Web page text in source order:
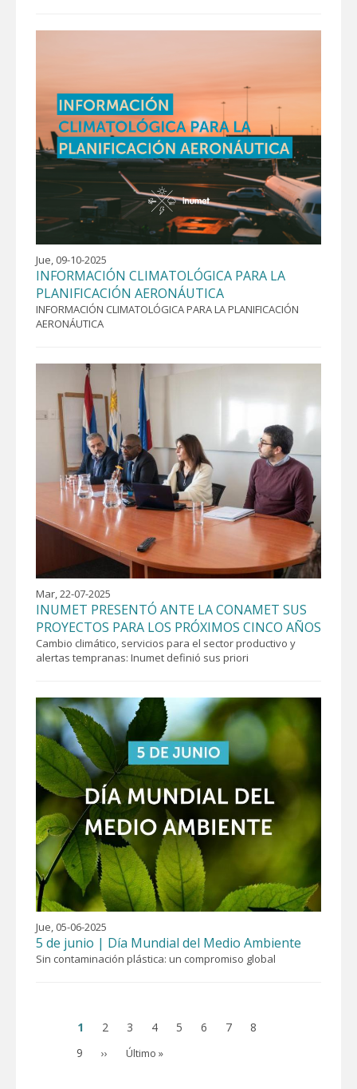
Jue, 09-10-2025
INFORMACIÓN CLIMATOLÓGICA PARA LA
PLANIFICACIÓN AERONÁUTICA
INFORMACIÓN CLIMATOLÓGICA PARA LA PLANIFICACIÓN
AERONÁUTICA
Mar, 22-07-2025
INUMET PRESENTÓ ANTE LA CONAMET SUS
PROYECTOS PARA LOS PRÓXIMOS CINCO AÑOS
Cambio climático, servicios para el sector productivo y
alertas tempranas: Inumet definió sus priori
Jue, 05-06-2025
5 de junio | Día Mundial del Medio Ambiente
Sin contaminación plástica: un compromiso global
Paginación
Página
1 Page
2 Page
3 Page
4 Page
5 Page
6 Page
7 Page
8
Page
9
Siguiente
››
Última
Último »